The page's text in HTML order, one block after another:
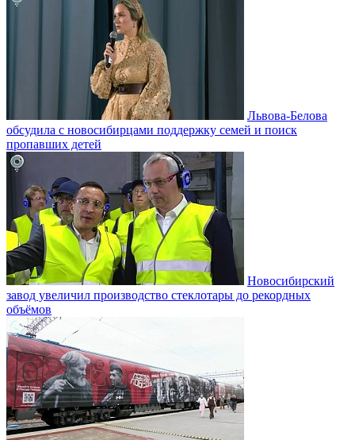
Львова-Белова
обсудила с новосибирцами поддержку семей и поиск
пропавших детей
Новосибирский
завод увеличил производство стеклотары до рекордных
объёмов